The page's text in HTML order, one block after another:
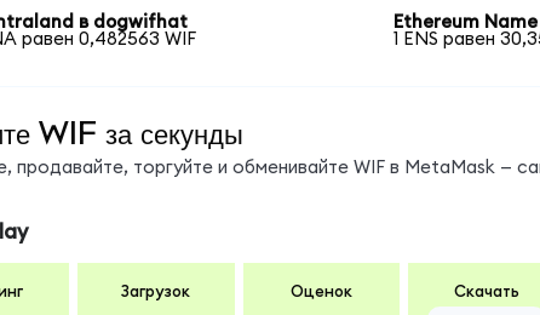
в dogwifhat
равен 0,482563 WIF
Ethereum
1 ENS равен
WIF за секунды
продавайте, торгуйте и обменивайте WIF в MetaMask —
Загрузок Оценок Скачать